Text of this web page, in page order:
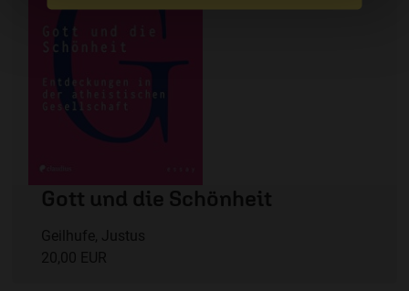
Gott und die Schönheit
Geilhufe, Justus
20,00 EUR